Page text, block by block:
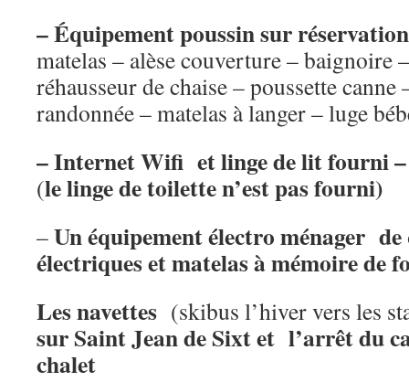
– Équipement poussin sur
matelas – alèse couverture – baignoire
réhausseur de chaise – poussette canne
randonnée – matelas à langer – luge
–Internet Wifi et linge de litfourni
(le linge de toilette n’est pas fourni)
–Unéquipement électro ménager
électriques et matelas à mémoire de
Les navettes (skibus l’hiver vers les
surSaint Jean de Sixt et l’arrêt du
chalet